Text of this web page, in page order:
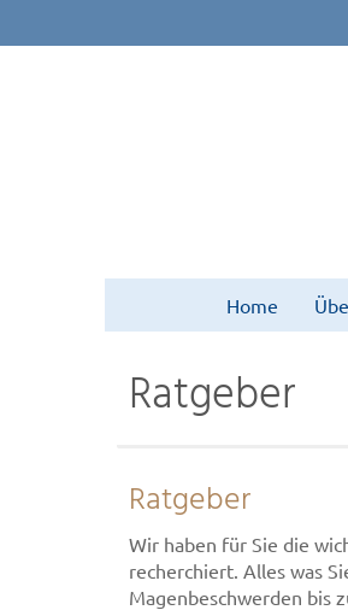
Home
Ratgeber
Ratgeber
Wir haben für Sie die
recherchiert. Alles was
Magenbeschwerden bis